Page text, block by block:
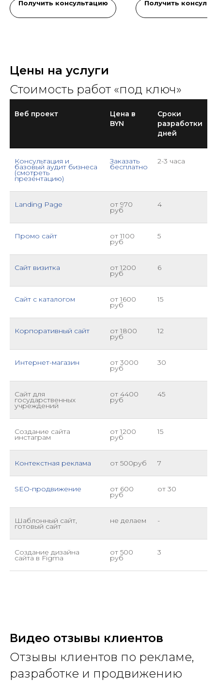
Получить консультацию Получить
Цены на услуги
Стоимость работ «под ключ»
Веб проект
Цена в
BYN
Сроки
разработки
дней
Консультация и
базовый аудит бизнеса
(смотреть
презентацию)
Заказать
бесплатно
2-3 часа
Landing Page от 970
руб
4
Промо сайт от 1100
руб
5
Сайт визитка от 1200
руб
6
Сайт с каталогом от 1600
руб
15
Корпоративный сайт от 1800
руб
12
Интернет-магазин от 3000
руб
30
Сайт для
государственных
учреждений
от 4400
руб
45
Создание сайта
инстаграм
от 1200
руб
15
Контекстная реклама от 500руб 7
SEO-продвижение от 600
руб
от 30
Шаблонный сайт,
готовый сайт
не делаем -
Создание дизайна
сайта в Figma
от 500
руб
3
Видео отзывы клиентов
Отзывы клиентов по рекламе,
разработке и продвижению